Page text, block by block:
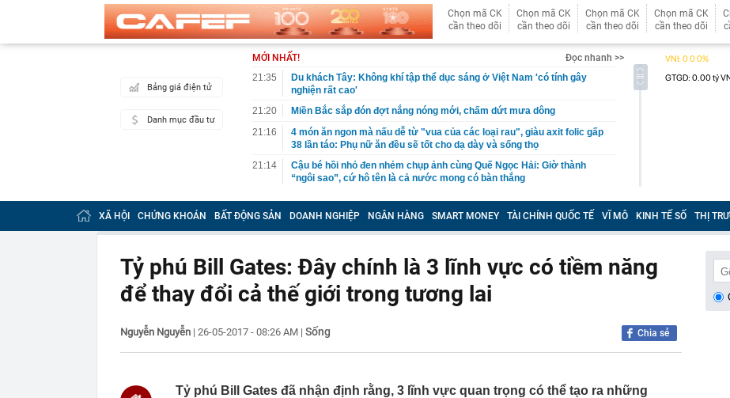
Chọn mã CK
cần theo dõi
Chọn mã CK
cần theo dõi
Chọn mã CK
cần theo dõi
Chọn mã CK
cần theo dõi
Bảng giá điện tử
Danh mục đầu tư
MỚI NHẤT!
Đọc nhanh >>
21:35
Du khách Tây: Không khí tập thể dục sáng ở Việt Nam 'có tính gây
nghiện rất cao'
21:20
Miền Bắc sắp đón đợt nắng nóng mới, chấm dứt mưa dông
21:16
4 món ăn ngon mà nấu dễ từ "vua của các loại rau", giàu axit folic gấp
38 lần táo: Phụ nữ ăn đều sẽ tốt cho dạ dày và sống thọ
21:14
Cậu bé hồi nhỏ đen nhẻm chụp ảnh cùng Quế Ngọc Hải: Giờ thành
“ngôi sao”, cứ hô tên là cả nước mong có bàn thắng
21:06
Tịch thu hơn 12,5 kg vàng trị giá gần 311 tỷ đồng ngay trên một chiếc
xe khách Trung Quốc
21:05
Su-57 ẩn chứa bất ngờ lớn: Nhược điểm chính sẽ sớm trở thành dĩ
20:52
Cô gái vô danh nổi tiếng sau một đêm
20:46
Nhà nước quyết định giá đất, bất động sản có hạ nhiệt?
Một 'vua pin' tuyên bố sẽ xây 10.000 trạm đổi pin ô tô điện vào năm
Tờ báo năm 1997 bỗng gây sốt MXH vì nữ sinh được lên trang bìa quá
xinh: Ngoài đời cô gái này giờ đã là Tiến sĩ, giảng viên ĐH!
tang vật thu giữ đặc biệt lớn
XÃ HỘI CHỨNG KHOÁN BẤT ĐỘNG SẢN DOANH NGHIỆP NGÂN HÀNG SMART MONEY TÀI CHÍNH QUỐC TẾ VĨ MÔ KINH TẾ SỐ THỊ
Tỷ phú Bill Gates: Đây chính là 3 lĩnh vực có tiềm năng
để thay đổi cả thế giới trong tương lai
Nguyễn Nguyễn | 26-05-2017 - 08:26 AM | Sống Chia sẻ
Tỷ phú Bill Gates đã nhận định rằng, 3 lĩnh vực quan trọng có thể tạo ra những